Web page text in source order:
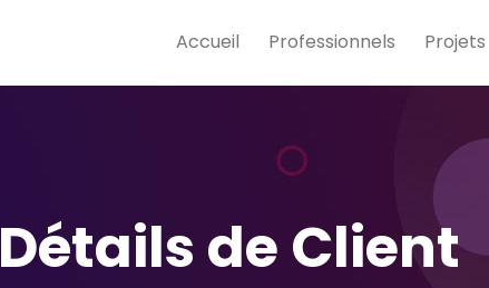
Accueil Professionnels Projets
Détails de Client